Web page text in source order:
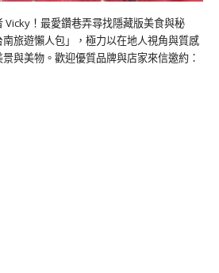
Vicky！最愛鑽巷弄尋找隱藏版美食與秘
旅遊懶人包」，極力以在地人視角與質感
與美物。歡迎優質品牌與店家來信邀約：